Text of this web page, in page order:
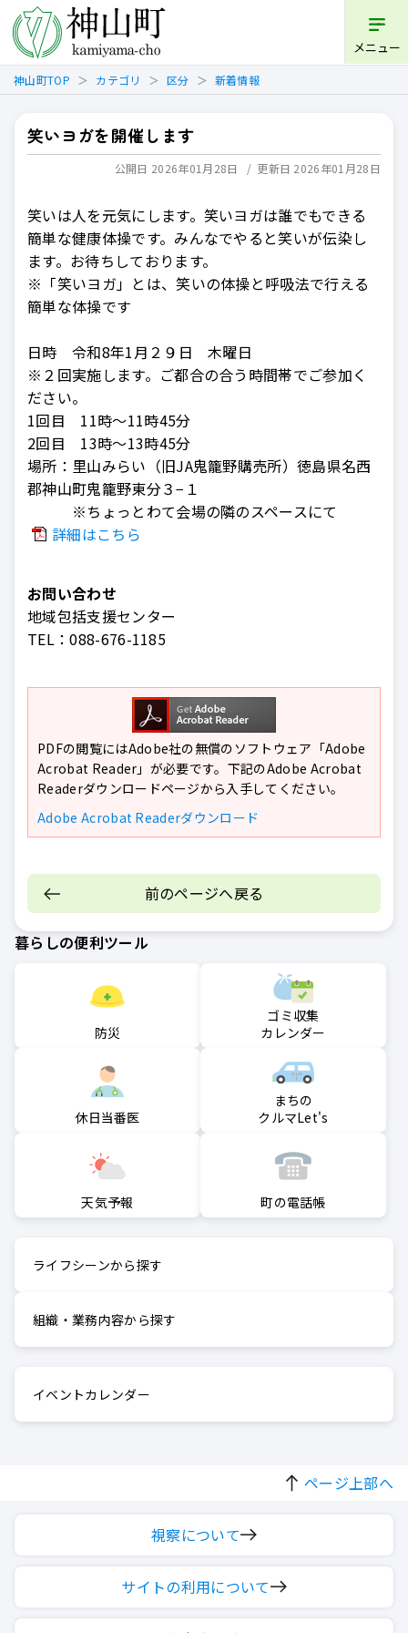
メニュー
神山町TOP カテゴリ 区分 新着情報
笑いヨガを開催します
公開日 2026年01月28日 更新日 2026年01月28日
笑いは人を元気にします。笑いヨガは誰でもできる
簡単な健康体操です。みんなでやると笑いが伝染し
ます。お待ちしております。
※「笑いヨガ」とは、笑いの体操と呼吸法で行える
簡単な体操です
日時 令和8年1月２９日 木曜日
※２回実施します。ご都合の合う時間帯でご参加く
ださい。
1回目 11時～11時45分
2回目 13時～13時45分
場所：里山みらい（旧JA鬼籠野購売所）徳島県名西
郡神山町鬼籠野東分３−１
※ちょっとわて会場の隣のスペースにて
詳細はこちら
お問い合わせ
地域包括支援センター
TEL：088-676-1185
PDFの閲覧にはAdobe社の無償のソフトウェア「Adobe
Acrobat Reader」が必要です。下記のAdobe Acrobat
Readerダウンロードページから入手してください。
Adobe Acrobat Readerダウンロード
前のページへ戻る
暮らしの便利ツール
防災
ゴミ収集
カレンダー
休日当番医
まちの
クルマLet's
天気予報 町の電話帳
ライフシーンから探す
組織・業務内容から探す
イベントカレンダー
ページ上部へ
視察について
サイトの利用について